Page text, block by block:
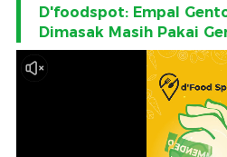
D'foodspot: Empal
Dimasak Masih Pakai